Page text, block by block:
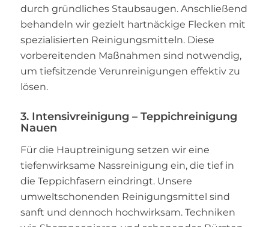
durch gründliches Staubsaugen. Anschließend
behandeln wir gezielt hartnäckige Flecken mit
spezialisierten Reinigungsmitteln. Diese
vorbereitenden Maßnahmen sind notwendig,
um tiefsitzende Verunreinigungen effektiv zu
lösen.
3. Intensivreinigung – Teppichreinigung
Nauen
Für die Hauptreinigung setzen wir eine
tiefenwirksame Nassreinigung ein, die tief in
die Teppichfasern eindringt. Unsere
umweltschonenden Reinigungsmittel sind
sanft und dennoch hochwirksam. Techniken